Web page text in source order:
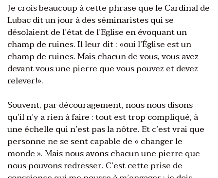
Je crois beaucoup à cette phrase que le Cardinal de
Lubac dit un jour à des séminaristes qui se
désolaient de l’état de l’Eglise en évoquant un
champ de ruines. Il leur dit : «oui l’Église est un
champ de ruines. Mais chacun de vous, vous avez
devant vous une pierre que vous pouvez et devez
relever!».
Souvent, par découragement, nous nous disons
qu’il n’y a rien à faire : tout est trop compliqué, à
une échelle qui n’est pas la nôtre. Et c’est vrai que
personne ne se sent capable de « changer le
monde ». Mais nous avons chacun une pierre que
nous pouvons redresser. C’est cette prise de